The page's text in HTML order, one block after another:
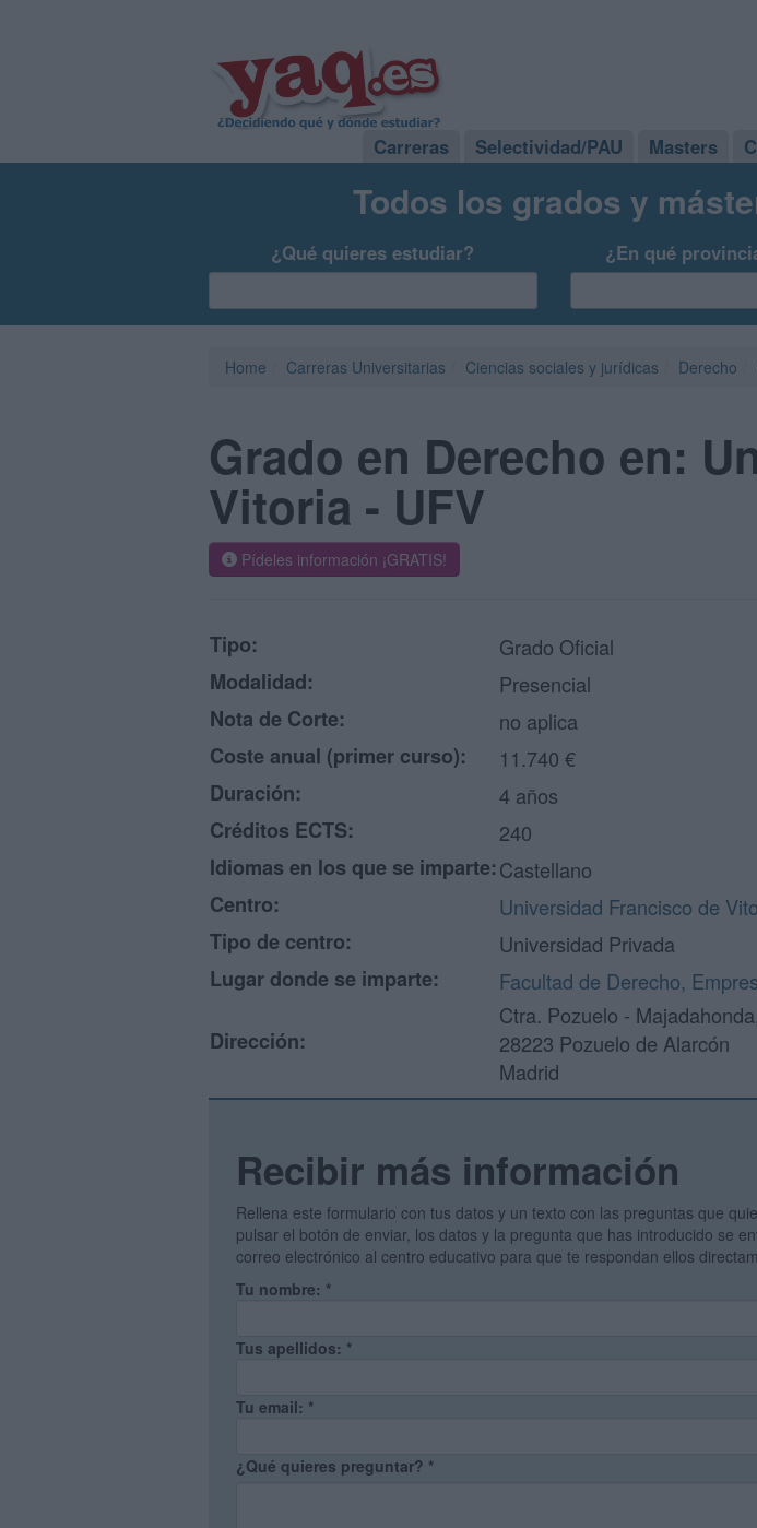
Carreras Selectividad/PAU Masters
Todos los grados y
¿Qué quieres estudiar? ¿En qué
Home Carreras Universitarias Ciencias sociales y jurídicas Derecho
Grado en Derecho en:
Vitoria - UFV
Pídeles información ¡GRATIS!
Tipo:
Grado Oficial
Modalidad:
Presencial
Nota de Corte:
no aplica
Coste anual (primer curso):
11.740 €
Duración:
4 años
Créditos ECTS:
240
Idiomas en los que se imparte:Castellano
Centro:
Universidad Francisco de
Tipo de centro:
Universidad Privada
Lugar donde se imparte:
Facultad de Derecho,
Dirección:
Ctra. Pozuelo -
28223 Pozuelo de Alarcón
Madrid
Recibir más información
Rellena este formulario con tus datos y un texto con las preguntas que
pulsar el botón de enviar, los datos y la pregunta que has introducido se
correo electrónico al centro educativo para que te respondan ellos
Tu nombre: *
Tus apellidos: *
Tu email: *
¿Qué quieres preguntar? *